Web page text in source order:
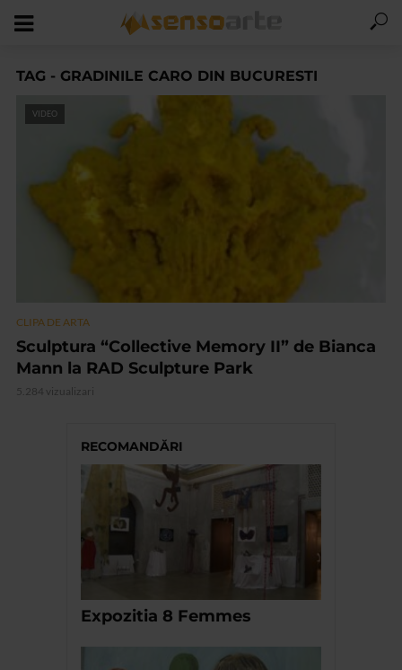
TAG - GRADINILE CARO DIN BUCURESTI
VIDEO
CLIPA DE ARTA
Sculptura “Collective Memory II” de Bianca
Mann la RAD Sculpture Park
5.284 vizualizari
RECOMANDĂRI
Expozitia 8 Femmes